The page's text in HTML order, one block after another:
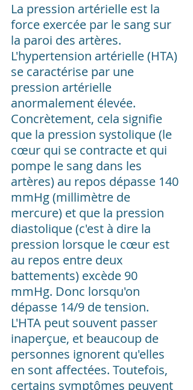
La pression artérielle est la
force exercée par le sang sur
la paroi des artères.
L'hypertension artérielle (HTA)
se caractérise par une
pression artérielle
anormalement élevée.
Concrètement, cela signifie
que la pression systolique (le
cœur qui se contracte et qui
pompe le sang dans les
artères) au repos dépasse 140
mmHg (millimètre de
mercure) et que la pression
diastolique (c'est à dire la
pression lorsque le cœur est
au repos entre deux
battements) excède 90
mmHg. Donc lorsqu'on
dépasse 14/9 de tension.
L'HTA peut souvent passer
inaperçue, et beaucoup de
personnes ignorent qu'elles
en sont affectées. Toutefois,
certains symptômes peuvent